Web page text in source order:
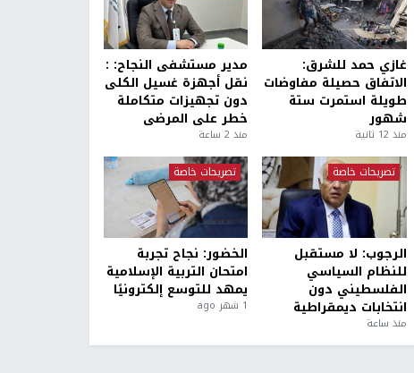
غازي حمد للشرق:
الاتفاق حصيلة مفاوضات
طويلة استمرت ستة
شهور
منذ 12 ثانية
مدير مستشفى النجاح: :
نقل أجهزة غسيل الكلى
دون تجهيزات متكاملة
خطر على المرضى
منذ 2 ساعة
تصريحات خاصة
الرجوب: لا مستقبل
للنظام السياسي
الفلسطيني دون
انتخابات ديمقراطية
منذ ساعة
تصريحات خاصة
الخضور: نجاح تجربة
امتحان التربية الإسلامية
يمهد للتوسع إلكترونيًا
1 شهر ago